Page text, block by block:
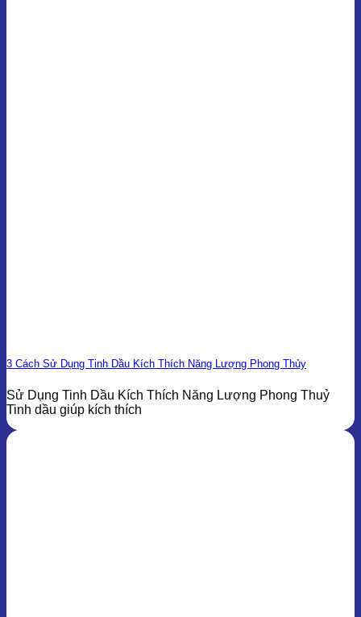
3 Cách Sử Dụng Tinh Dầu Kích Thích Năng Lượng Phong Thủy
Sử Dụng Tinh Dầu Kích Thích Năng Lượng Phong Thuỷ
Tinh dầu giúp kích thích